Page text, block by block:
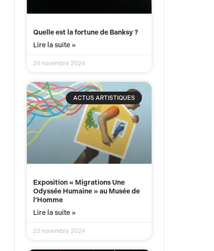
Quelle est la fortune de Banksy ?
Lire la suite »
24 novembre 2024
ACTUS ARTISTIQUES
Exposition « Migrations Une
Odyssée Humaine » au Musée de
l’Homme
Lire la suite »
23 novembre 2024